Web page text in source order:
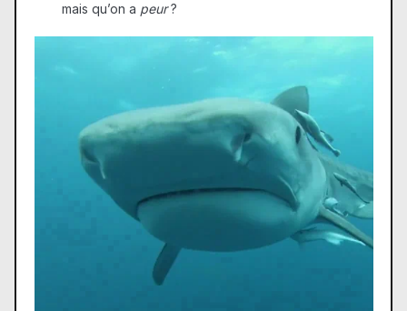
mais qu’on a peur?